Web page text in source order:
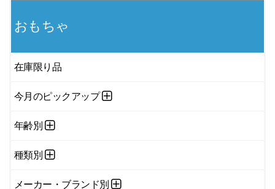
おもちゃ
在庫限り品
今月のピックアップ
年齢別
種類別
メーカー・ブランド別